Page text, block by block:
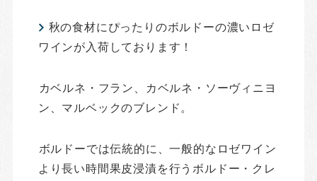
秋の食材にぴったりのボルドーの濃いロゼ
ワインが入荷しております！
カベルネ・フラン、カベルネ・ソーヴィニヨ
ン、マルベックのブレンド。
ボルドーでは伝統的に、一般的なロゼワイン
より長い時間果皮浸漬を行うボルドー・クレ